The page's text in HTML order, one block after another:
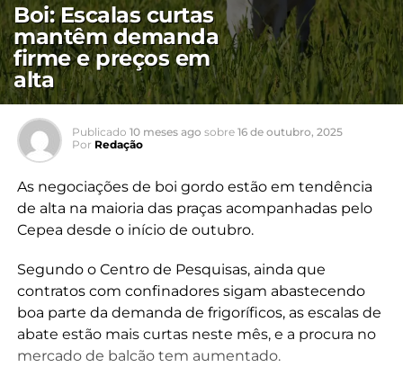
Boi: Escalas curtas
mantêm demanda
firme e preços em
alta
Publicado 10 meses ago sobre 16 de outubro, 2025
Por Redação
As negociações de boi gordo estão em tendência
de alta na maioria das praças acompanhadas pelo
Cepea desde o início de outubro.
Segundo o Centro de Pesquisas, ainda que
contratos com confinadores sigam abastecendo
boa parte da demanda de frigoríficos, as escalas de
abate estão mais curtas neste mês, e a procura no
mercado de balcão tem aumentado.